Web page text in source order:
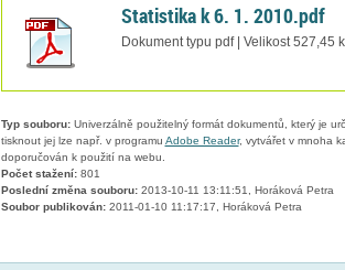
Statistika k 6. 1. 2010.pdf
Dokument typu pdf | Velikost 527,45
Typ souboru:Univerzálně použitelný formát dokumentů, který je
tisknout jej lze např. v programu Adobe Reader, vytvářet v mnoha
doporučován k použití na webu.
Počet stažení:801
Poslední změna souboru:2013-10-11 13:11:51, Horáková Petra
Soubor publikován:2011-01-10 11:17:17, Horáková Petra